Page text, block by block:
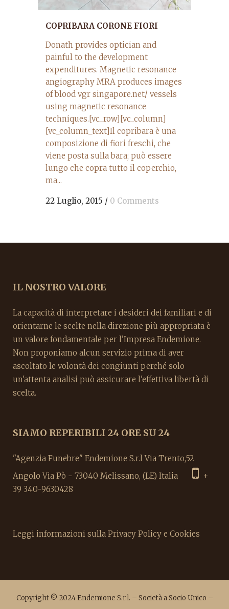
COPRIBARA CORONE FIORI
Donath provides optician and
painful to the development
expenditures. Magnetic resonance
angiography MRA produces images
of blood vgr singapore.net/ vessels
using magnetic resonance
techniques.[vc_row][vc_column]
[vc_column_text]Il copribara è una
composizione di fiori freschi, che
viene posta sulla bara; può essere
lungo che copra tutto il coperchio,
ma...
22 Luglio, 2015 / 0 Comments
IL NOSTRO VALORE
La capacità di interpretare i desideri dei familiari e di
orientarne le scelte nella direzione più appropriata è
un valore fondamentale per l’Impresa Endemione.
Non proponiamo alcun servizio prima di aver
ascoltato le volontà dei congiunti perché solo
un'attenta analisi può assicurare l'effettiva libertà di
scelta.
SIAMO REPERIBILI 24 ORE SU 24
"Agenzia Funebre" Endemione S.r.l Via Trento,52
Angolo Via Pò - 73040 Melissano, (LE) Italia
+
39 340-9630428
Leggi informazioni sulla Privacy Policy e Cookies
Copyright © 2024 Endemione S.r.l. – Società a Socio Unico –